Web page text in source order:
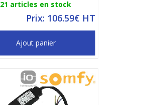
21 articles en stock
Prix: 106.59€ HT
Ajout panier